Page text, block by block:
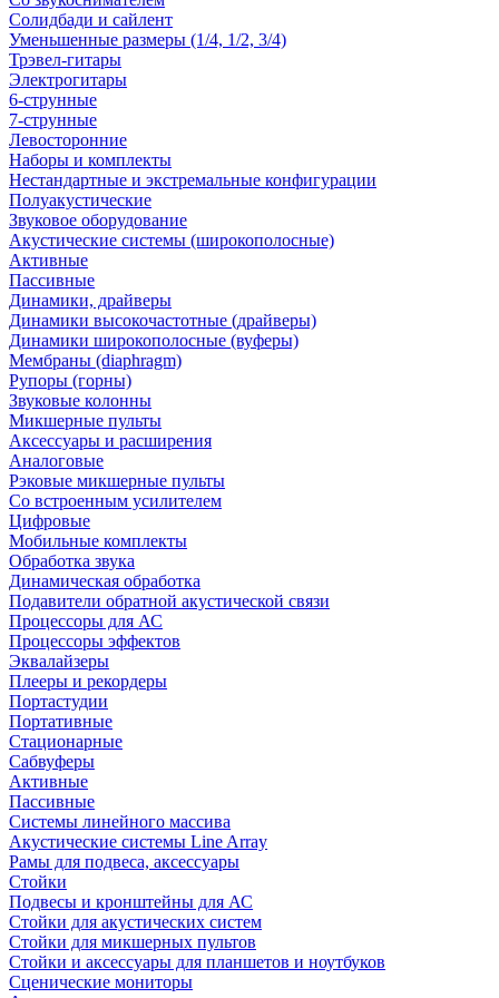
Солидбади и сайлент
Уменьшенные размеры (1/4, 1/2, 3/4)
Трэвел-гитары
Электрогитары
6-струнные
7-струнные
Левосторонние
Наборы и комплекты
Нестандартные и экстремальные конфигурации
Полуакустические
Звуковое оборудование
Акустические системы (широкополосные)
Активные
Пассивные
Динамики, драйверы
Динамики высокочастотные (драйверы)
Динамики широкополосные (вуферы)
Мембраны (diaphragm)
Рупоры (горны)
Звуковые колонны
Микшерные пульты
Аксессуары и расширения
Аналоговые
Рэковые микшерные пульты
Со встроенным усилителем
Цифровые
Мобильные комплекты
Обработка звука
Динамическая обработка
Подавители обратной акустической связи
Процессоры для АС
Процессоры эффектов
Эквалайзеры
Плееры и рекордеры
Портастудии
Портативные
Стационарные
Сабвуферы
Активные
Пассивные
Системы линейного массива
Акустические системы Line Array
Рамы для подвеса, аксессуары
Стойки
Подвесы и кронштейны для АС
Стойки для акустических систем
Стойки для микшерных пультов
Стойки и аксессуары для планшетов и ноутбуков
Сценические мониторы